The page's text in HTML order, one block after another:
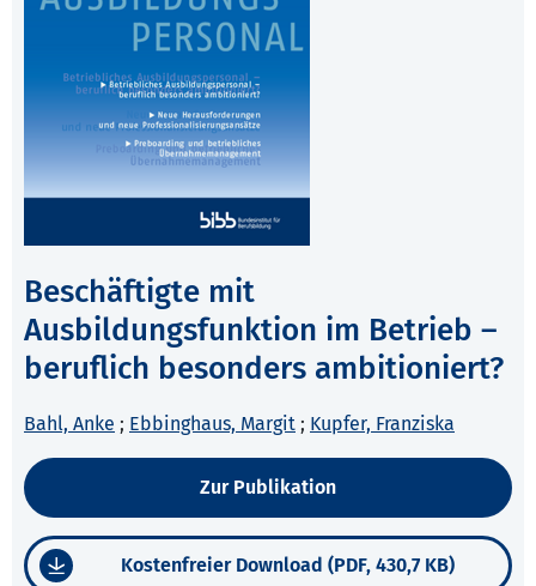
Beschäftigte mit
Ausbildungsfunktion im Betrieb –
beruflich besonders ambitioniert?
Bahl, Anke ; Ebbinghaus, Margit ; Kupfer, Franziska
Zur Publikation
Kostenfreier Download (PDF, 430,7 KB)